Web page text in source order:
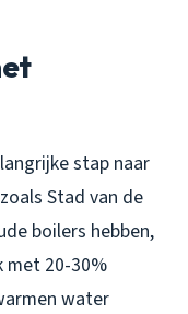
stap naar
Stad van de
boilers hebben,
met 20-30%
water